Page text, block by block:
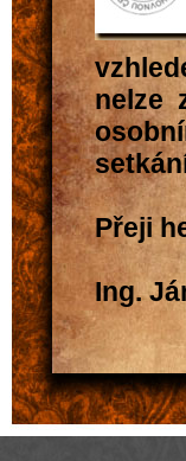
nelze
Přeji
Ing.